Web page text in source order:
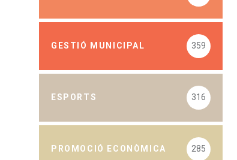
GESTIÓ MUNICIPAL 359
ESPORTS 316
PROMOCIÓ ECONÒMICA 285